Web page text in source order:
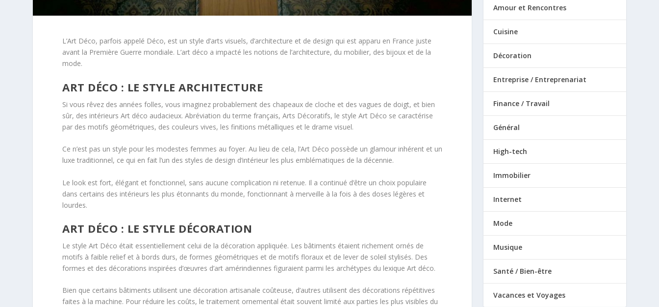
L’Art Déco, parfois appelé Déco, est un style d’arts visuels, d’architecture et de design qui est apparu en France juste
avant la Première Guerre mondiale. L’art déco a impacté les notions de l’architecture, du mobilier, des bijoux et de la
mode.
ART DÉCO : LE STYLE ARCHITECTURE
Si vous rêvez des années folles, vous imaginez probablement des chapeaux de cloche et des vagues de doigt, et bien
sûr, des intérieurs Art déco audacieux. Abréviation du terme français, Arts Décoratifs, le style Art Déco se caractérise
par des motifs géométriques, des couleurs vives, les finitions métalliques et le drame visuel.
Ce n’est pas un style pour les modestes femmes au foyer. Au lieu de cela, l’Art Déco possède un glamour inhérent et un
luxe traditionnel, ce qui en fait l’un des styles de design d’intérieur les plus emblématiques de la décennie.
Le look est fort, élégant et fonctionnel, sans aucune complication ni retenue. Il a continué d’être un choix populaire
dans certains des intérieurs les plus étonnants du monde, fonctionnant à merveille à la fois à des doses légères et
lourdes.
ART DÉCO : LE STYLE DÉCORATION
Le style Art Déco était essentiellement celui de la décoration appliquée. Les bâtiments étaient richement ornés de
motifs à faible relief et à bords durs, de formes géométriques et de motifs floraux et de lever de soleil stylisés. Des
formes et des décorations inspirées d’œuvres d’art amérindiennes figuraient parmi les archétypes du lexique Art déco.
Bien que certains bâtiments utilisent une décoration artisanale coûteuse, d’autres utilisent des décorations répétitives
faites à la machine. Pour réduire les coûts, le traitement ornemental était souvent limité aux parties les plus visibles du
Amour et Rencontres
Cuisine
Décoration
Entreprise / Entreprenariat
Finance / Travail
Général
High-tech
Immobilier
Internet
Mode
Musique
Santé / Bien-être
Vacances et Voyages